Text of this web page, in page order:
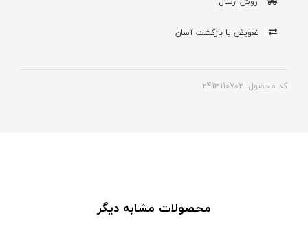
تعویض یا بازگشت آسان
کد محصول: 2413110702
محصولات مشابه دیگر